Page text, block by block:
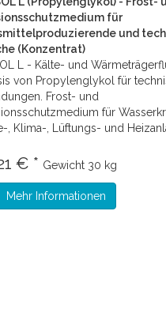
für
und
(Konzentrat)
L - Kälte- und
von Propylenglykol für
Frost- und
für
, Klima-, Lüftungs- und
€ * Gewicht 30 kg
Mehr Informationen